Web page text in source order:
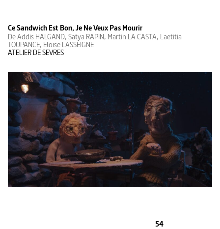
Ce Sandwich Est Bon, Je Ne Veux Pas Mourir
De Addis HALGAND, Satya RAPIN, Martin LA CASTA, Laetitia
TOUPANCE, Eloïse LASSEIGNE
ATELIER DE SEVRES
54